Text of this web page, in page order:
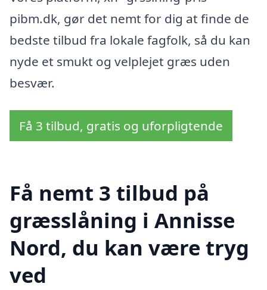
pibm.dk, gør det nemt for dig at finde de
bedste tilbud fra lokale fagfolk, så du kan
nyde et smukt og velplejet græs uden
besvær.
Få 3 tilbud, gratis og uforpligtende
Få nemt 3 tilbud på
græsslåning i Annisse
Nord, du kan være tryg
ved